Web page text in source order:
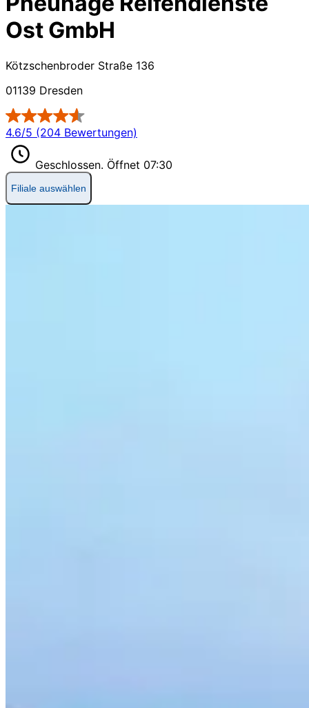
Ost GmbH
Kötzschenbroder Straße 136
01139 Dresden
4.6/5 (204 Bewertungen)
Geschlossen. Öffnet 07:30
Filiale auswählen